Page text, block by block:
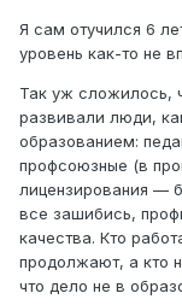
Я сам отучился 6
уровень как-то не
Так уж сложилось,
развивали люди,
образованием:
профсоюзные (в
лицензирования —
все зашибись,
качества. Кто
продолжают, а кто
что дело не в